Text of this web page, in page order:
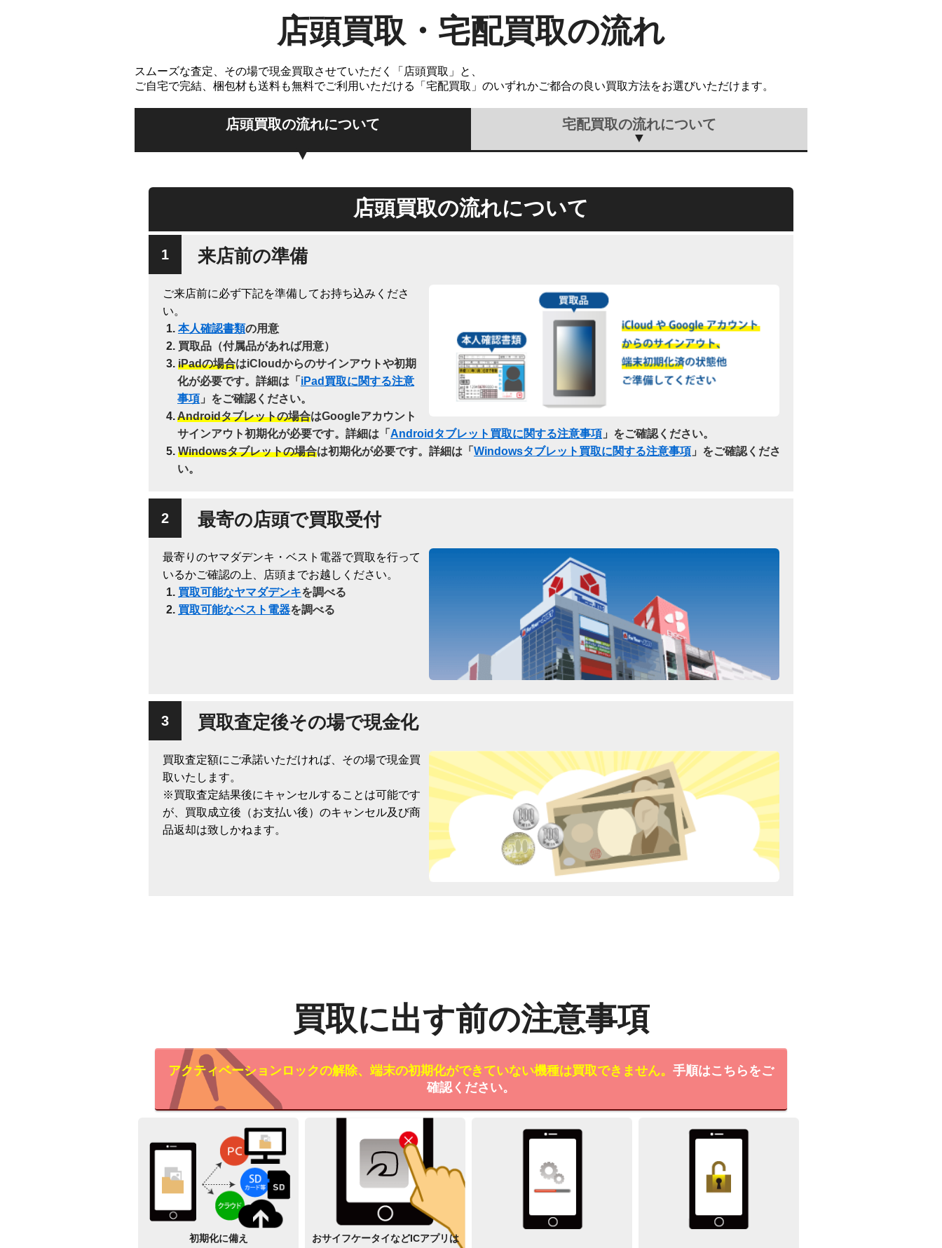
店頭買取・宅配買取の流れ
スムーズな査定、その場で現金買取させていただく「店頭買取」と、
ご自宅で完結、梱包材も送料も無料でご利用いただける「宅配買取」のいずれかご都合の良い買取方法をお選びいただけます。
店頭買取の流れについて 宅配買取の流れについて
店頭買取の流れについて
来店前の準備
ご来店前に必ず下記を準備してお持ち込みくださ
い。
本人確認書類の用意
買取品（付属品があれば用意）
iPadの場合はiCloudからのサインアウトや初期
化が必要です。詳細は「 iPad買取に関する注意
事項 」をご確認ください。
Androidタブレットの場合はGoogleアカウント
サインアウト初期化が必要です。詳細は「 Androidタブレット買取に関する注意事項 」をご確認ください。
Windowsタブレットの場合は初期化が必要です。詳細は「 Windowsタブレット買取に関する注意事項 」をご確認くださ
い。
最寄の店頭で買取受付
最寄りのヤマダデンキ・ベスト電器で買取を行って
いるかご確認の上、店頭までお越しください。
買取可能なヤマダデンキを調べる
買取可能なベスト電器を調べる
買取査定後その場で現金化
買取査定額にご承諾いただければ、その場で現金買
取いたします。
※買取査定結果後にキャンセルすることは可能です
が、買取成立後（お支払い後）のキャンセル及び商
品返却は致しかねます。
買取に出す前の注意事項
アクティベーションロックの解除、端末の初期化ができていない機種は買取できません。 手順はこちらをご
確認ください。
初期化に備え おサイフケータイなどICアプリは